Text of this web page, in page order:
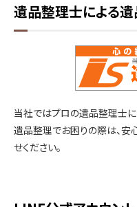
遺品整理士による
当社ではプロの遺品整理士に
遺品整理でお困りの際は、
せください。